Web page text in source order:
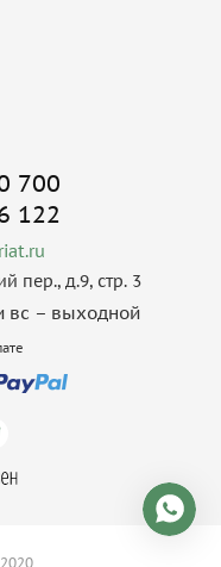
700
122
пер., д.9, стр. 3
вс – выходной